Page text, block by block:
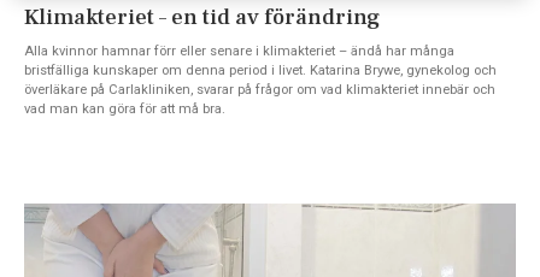
Klimakteriet – en tid av förändring
Alla kvinnor hamnar förr eller senare i klimakteriet – ändå har många
bristfälliga kunskaper om denna period i livet. Katarina Brywe, gynekolog och
överläkare på Carlakliniken, svarar på frågor om vad klimakteriet innebär och
vad man kan göra för att må bra.